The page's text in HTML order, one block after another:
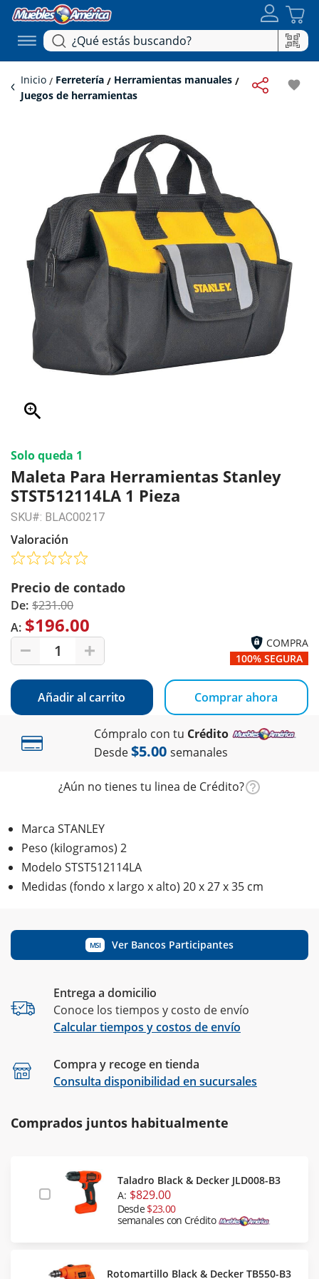
Inicio Ferretería
Herramientas manuales
Juegos de herramientas
favorite
zoom_in
Solo queda 1
Maleta Para Herramientas Stanley
STST512114LA 1 Pieza
SKU#: BLAC00217
Valoración
Precio de contado
De: $231.00
A: $196.00
1
COMPRA
100% SEGURA
Añadir al carrito Comprar ahora
Cómpralo con tu Crédito
Desde$5.00 semanales
¿Aún no tienes tu linea de Crédito?
Marca STANLEY
Peso (kilogramos) 2
Modelo STST512114LA
Medidas (fondo x largo x alto) 20 x 27 x 35 cm
MSI Ver Bancos Participantes
Entrega a domicilio
Conoce los tiempos y costo de envío
Calcular tiempos y costos de envío
Compra y recoge en tienda
Consulta disponibilidad en sucursales
Comprados juntos habitualmente
Taladro Black & Decker JLD008-B3
A: $829.00
Desde$23.00
semanales con Crédito
Rotomartillo Black & Decker TB550-B3